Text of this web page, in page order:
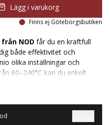
Lägg i varukorg
Finns ej Göteborgsbutiken
NOD får du en kraftfull
både effektivitet och
olika inställningar och
60–240°C kan du enkelt
när spisens plattor inte
enkel att hålla ren och snygg,